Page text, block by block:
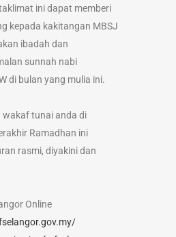
ini dapat memberi
kepada kakitangan MBSJ
ibadah dan
sunnah nabi
di bulan yang mulia ini.
wakaf tunai anda di
Ramadhan ini
rasmi, diyakini dan
Online